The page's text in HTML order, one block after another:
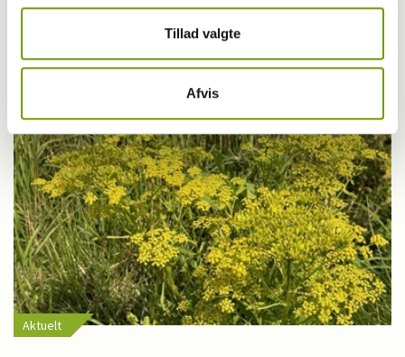
Tillad valgte
Afvis
Første bichon havanais med BH-titel
Aktuelt